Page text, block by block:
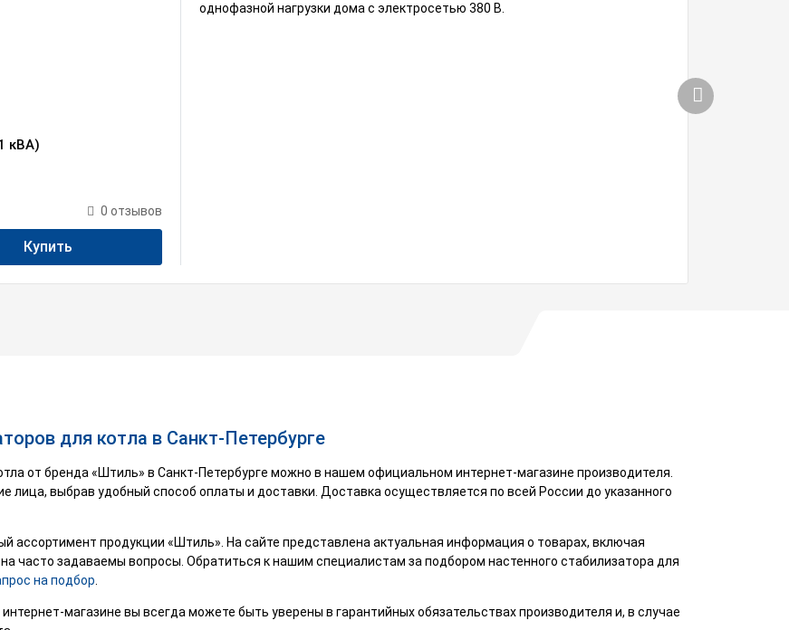
кВА)
0 отзывов
Купить
однофазной нагрузки дома с электросетью 380 В.
для котла в Санкт-Петербурге
от бренда «Штиль» в Санкт-Петербурге можно в нашем официальном интернет-магазине производителя.
лица, выбрав удобный способ оплаты и доставки. Доставка осуществляется по всей России до указанного
ассортимент продукции «Штиль». На сайте представлена актуальная информация о товарах, включая
часто задаваемы вопросы. Обратиться к нашим специалистам за подбором настенного стабилизатора для
на подбор
магазине вы всегда можете быть уверены в гарантийных обязательствах производителя и, в случае